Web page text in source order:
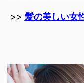
>> 髪の美しい女